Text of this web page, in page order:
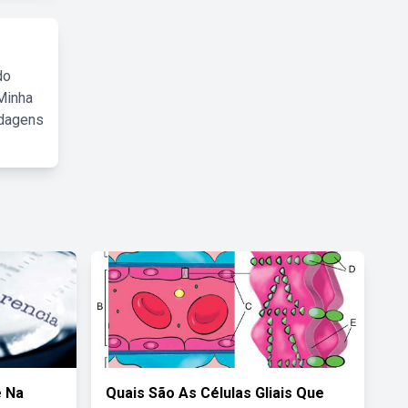
Na
Quais São As Células Gliais Que